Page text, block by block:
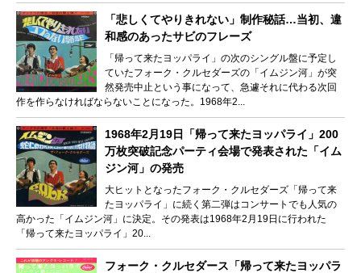
「悲しくてやりきれない」制作秘話…当初、違
和感のあったサビのフレーズ
「帰って来たヨッパライ」の次のシングル盤に予定し
ていたフォーク・クルセダーズの「イムジン河」が突
然発売中止という事になって、急遽それに代わる次回
作を作らなければならないことになった。1968年2...
1968年2月19日「帰って来たヨッパライ」200
万枚突破記念パーティ会場で発表された「イム
ジン河」の発売
大ヒットとなったフォーク・クルセダーズ「帰って来
たヨッパライ」に続く第二弾はコンサートでも人気の
高かった「イムジン河」に決定。その発表は1968年2月19日に行われた
「帰って来たヨッパライ」20...
フォーク・クルセダース「帰って来たヨッパラ